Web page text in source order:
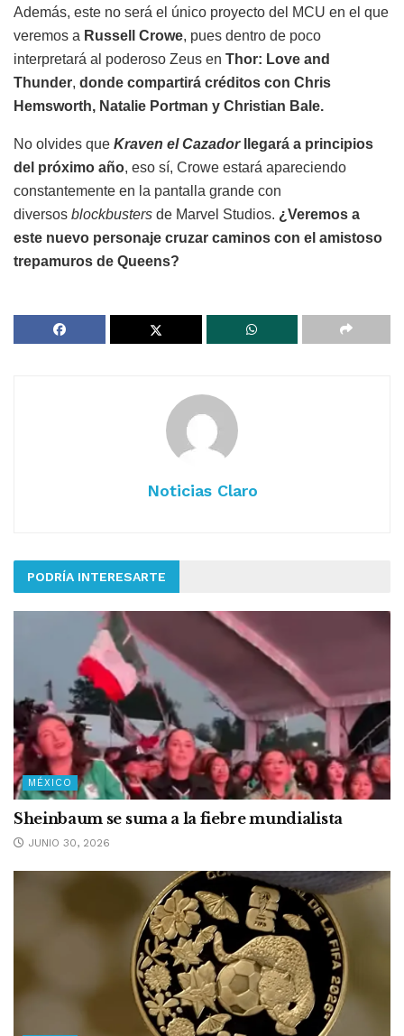
Además, este no será el único proyecto del MCU en el que
veremos a Russell Crowe, pues dentro de poco
interpretará al poderoso Zeus en Thor: Love and
Thunder, donde compartirá créditos con Chris
Hemsworth, Natalie Portman y Christian Bale.
No olvides que Kraven el Cazadorllegará a principios
del próximo año, eso sí, Crowe estará apareciendo
constantemente en la pantalla grande con
diversos blockbusters de Marvel Studios. ¿Veremos a
este nuevo personaje cruzar caminos con el amistoso
trepamuros de Queens?
Noticias Claro
PODRÍA INTERESARTE
MÉXICO
Sheinbaum se suma a la fiebre mundialista
JUNIO 30, 2026